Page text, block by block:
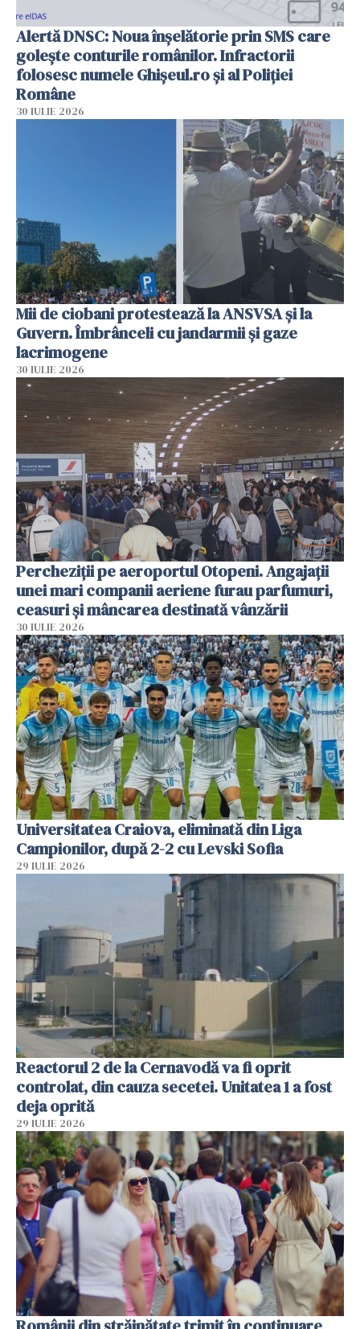
Alertă DNSC: Noua înșelătorie prin SMS care
golește conturile românilor. Infractorii
folosesc numele Ghișeul.ro și al Poliției
Române
30 IULIE 2026
Mii de ciobani protestează la ANSVSA și la
Guvern. Îmbrânceli cu jandarmii și gaze
lacrimogene
30 IULIE 2026
Percheziții pe aeroportul Otopeni. Angajații
unei mari companii aeriene furau parfumuri,
ceasuri și mâncarea destinată vânzării
30 IULIE 2026
Universitatea Craiova, eliminată din Liga
Campionilor, după 2-2 cu Levski Sofia
29 IULIE 2026
Reactorul 2 de la Cernavodă va fi oprit
controlat, din cauza secetei. Unitatea 1 a fost
deja oprită
29 IULIE 2026